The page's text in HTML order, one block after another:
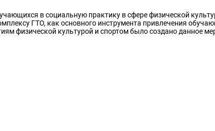
в социальную практику в сфере физической
ГТО, как основного инструмента привлечения
физической культурой и спортом было создано данное